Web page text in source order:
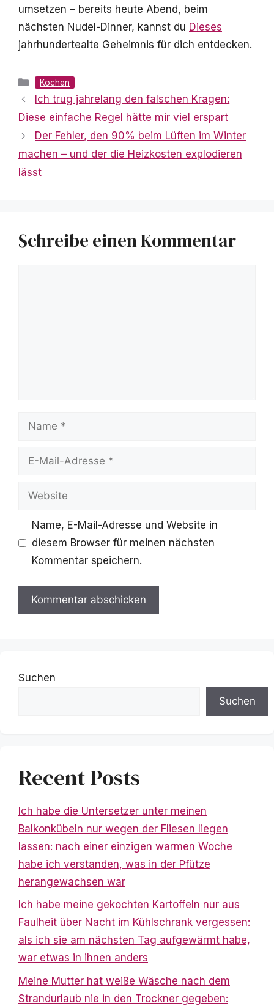
umsetzen – bereits heute Abend, beim
nächsten Nudel-Dinner, kannst du Dieses
jahrhundertealte Geheimnis für dich entdecken.
Kategorien
Kochen
Ich trug jahrelang den falschen Kragen:
Diese einfache Regel hätte mir viel erspart
Der Fehler, den 90% beim Lüften im Winter
machen – und der die Heizkosten explodieren
lässt
Schreibe einen Kommentar
Name
Adresse
Website
Name, E-Mail-Adresse und Website in
diesem Browser für meinen nächsten
Kommentar speichern.
Suchen
Suchen
Recent Posts
Ich habe die Untersetzer unter meinen
Balkonkübeln nur wegen der Fliesen liegen
lassen: nach einer einzigen warmen Woche
habe ich verstanden, was in der Pfütze
herangewachsen war
Ich habe meine gekochten Kartoffeln nur aus
Faulheit über Nacht im Kühlschrank vergessen:
als ich sie am nächsten Tag aufgewärmt habe,
war etwas in ihnen anders
Meine Mutter hat weiße Wäsche nach dem
Strandurlaub nie in den Trockner gegeben: